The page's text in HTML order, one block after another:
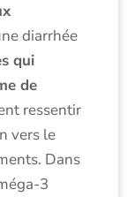
diarrhée
qui
de
ressentir
vers le
Dans
3